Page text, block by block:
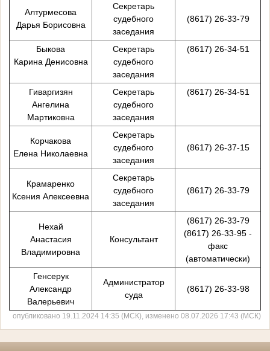
Алтурмесова
Дарья Борисовна
Секретарь
судебного
заседания
(8617) 26-33-79
Быкова
Карина Денисовна
Секретарь
судебного
заседания
(8617) 26-34-51
Гиваргизян
Ангелина
Мартиковна
Секретарь
судебного
заседания
(8617) 26-34-51
Корчакова
Елена Николаевна
Секретарь
судебного
заседания
(8617) 26-37-15
Крамаренко
Ксения Алексеевна
Секретарь
судебного
заседания
(8617) 26-33-79
Нехай
Анастасия
Владимировна
Консультант
(8617) 26-33-79
(8617) 26-33-95 -
факс
(автоматически)
Генсерук
Александр
Валерьевич
Администратор
суда
(8617) 26-33-98
опубликовано 19.11.2024 14:35 (МСК), изменено 08.07.2026 17:43 (МСК)